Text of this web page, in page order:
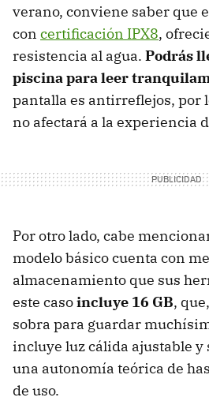
verano, conviene saber que
con certificación IPX8,
resistencia al agua. Podrás
piscina para leer
pantalla es antirreflejos, por
no afectará a la experiencia
Por otro lado, cabe
modelo básico cuenta con
almacenamiento que sus
este casoincluye 16 GB,
sobra para guardar
incluye luz cálida ajustable y
una autonomía teórica de
de uso.